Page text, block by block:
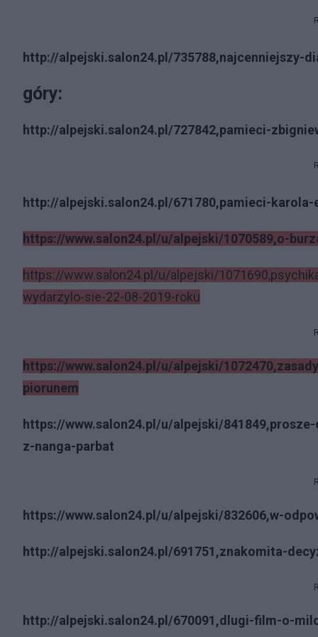
http://alpejski.salon24.pl/735788,najcenniejszy-
góry:
http://alpejski.salon24.pl/727842,pamieci-
http://alpejski.salon24.pl/671780,pamieci-
https://www.salon24.pl/u/alpejski/1070589,o-
https://www.salon24.pl/u/alpejski/
wydarzylo-sie-22-08-2019-roku
https://www.salon24.pl/u/alpejski/
piorunem
https://www.salon24.pl/u/alpejski/
z-nanga-parbat
https://www.salon24.pl/u/alpejski/832606,w-
http://alpejski.salon24.pl/691751,znakomita-
http://alpejski.salon24.pl/670091,dlugi-film-o-